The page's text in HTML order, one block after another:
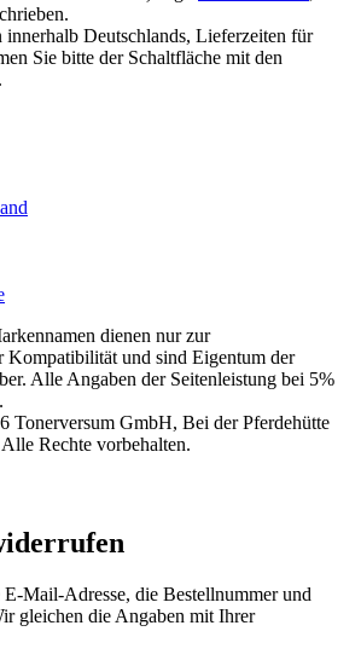
Deutschlands, Lieferzeiten für
Sie bitte der Schaltfläche mit den
.
dienen nur zur
Kompatibilität und sind Eigentum der
Alle Angaben der Seitenleistung bei 5%
Tonerversum GmbH, Bei der Pferdehütte
Rechte vorbehalten.
Mail-Adresse, die Bestellnummer und
gleichen die Angaben mit Ihrer